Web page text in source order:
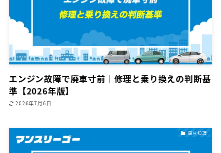
エンジン故障で廃車寸前｜修理と乗り換えの判断基
準【2026年版】
2026年7月6日
車豆知識